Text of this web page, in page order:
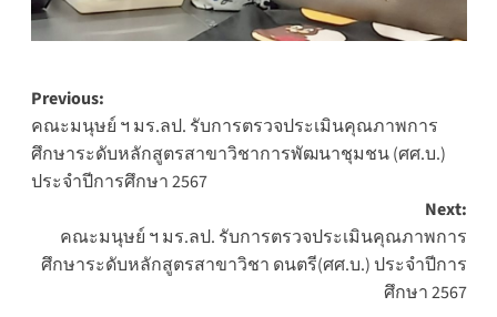
Post
navigation
Previous:
คณะมนุษย์ ฯ มร.ลป. รับการตรวจประเมินคุณภาพการ
ศึกษาระดับหลักสูตรสาขาวิชาการพัฒนาชุมชน (ศศ.บ.)
ประจำปีการศึกษา 2567
Next:
คณะมนุษย์ ฯ มร.ลป. รับการตรวจประเมินคุณภาพการ
ศึกษาระดับหลักสูตรสาขาวิชา ดนตรี(ศศ.บ.) ประจำปีการ
ศึกษา 2567